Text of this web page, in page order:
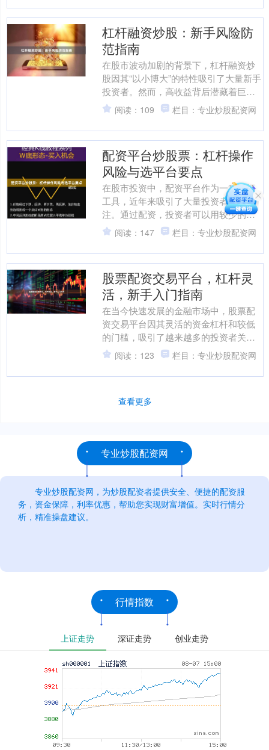
杠杆融资炒股：新手风险防
范指南
在股市波动加剧的背景下，杠杆融资炒
股因其“以小博大”的特性吸引了大量新手
投资者。然而，高收益背后潜藏着巨大
风险。本文将为您系统梳理杠杆融资炒
股的核心风险与防范策....
阅读：109 栏目：专业炒股配资网
配资平台炒股票：杠杆操作
风险与选平台要点
在股市投资中，配资平台作为一种杠杆
工具，近年来吸引了大量投资者的关
注。通过配资，投资者可以用较少的本
金撬动更大的资金量，从而放大收益。
然而，杠杆操作在放大收益的....
阅读：147 栏目：专业炒股配资网
股票配资交易平台，杠杆灵
活，新手入门指南
在当今快速发展的金融市场中，股票配
资交易平台因其灵活的资金杠杆和较低
的门槛，吸引了越来越多的投资者关
注。对于刚接触配资交易的新手而言，
如何选择一个安全可靠的平台....
阅读：123 栏目：专业炒股配资网
查看更多
专业炒股配资网
专业炒股配资网，为炒股配资者提供安全、便捷的配资服
务，资金保障，利率优惠，帮助您实现财富增值。实时行情分
析，精准操盘建议。
行情指数
上证走势 深证走势 创业走势